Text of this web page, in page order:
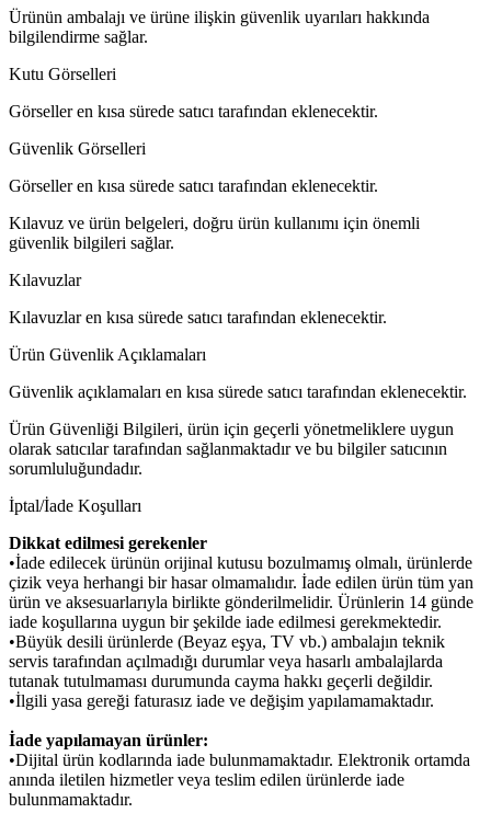
Ürünün ambalajı ve ürüne ilişkin güvenlik uyarıları hakkında
bilgilendirme sağlar.
Kutu Görselleri
Görseller en kısa sürede satıcı tarafından eklenecektir.
Güvenlik Görselleri
Görseller en kısa sürede satıcı tarafından eklenecektir.
Kılavuz ve ürün belgeleri, doğru ürün kullanımı için önemli
güvenlik bilgileri sağlar.
Kılavuzlar
Kılavuzlar en kısa sürede satıcı tarafından eklenecektir.
Ürün Güvenlik Açıklamaları
Güvenlik açıklamaları en kısa sürede satıcı tarafından eklenecektir.
Ürün Güvenliği Bilgileri, ürün için geçerli yönetmeliklere uygun
olarak satıcılar tarafından sağlanmaktadır ve bu bilgiler satıcının
sorumluluğundadır.
İptal/İade Koşulları
Dikkat edilmesi gerekenler
•İade edilecek ürünün orijinal kutusu bozulmamış olmalı, ürünlerde
çizik veya herhangi bir hasar olmamalıdır. İade edilen ürün tüm yan
ürün ve aksesuarlarıyla birlikte gönderilmelidir. Ürünlerin 14 günde
iade koşullarına uygun bir şekilde iade edilmesi gerekmektedir.
•Büyük desili ürünlerde (Beyaz eşya, TV vb.) ambalajın teknik
servis tarafından açılmadığı durumlar veya hasarlı ambalajlarda
tutanak tutulmaması durumunda cayma hakkı geçerli değildir.
•İlgili yasa gereği faturasız iade ve değişim yapılamamaktadır.
İade yapılamayan ürünler:
•Dijital ürün kodlarında iade bulunmamaktadır. Elektronik ortamda
anında iletilen hizmetler veya teslim edilen ürünlerde iade
bulunmamaktadır.